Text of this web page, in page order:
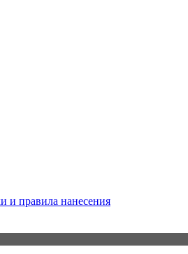
и правила нанесения